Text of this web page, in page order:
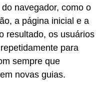
navegador, como o
a página inicial e a
resultado, os usuários
para
sempre que
novas guias.